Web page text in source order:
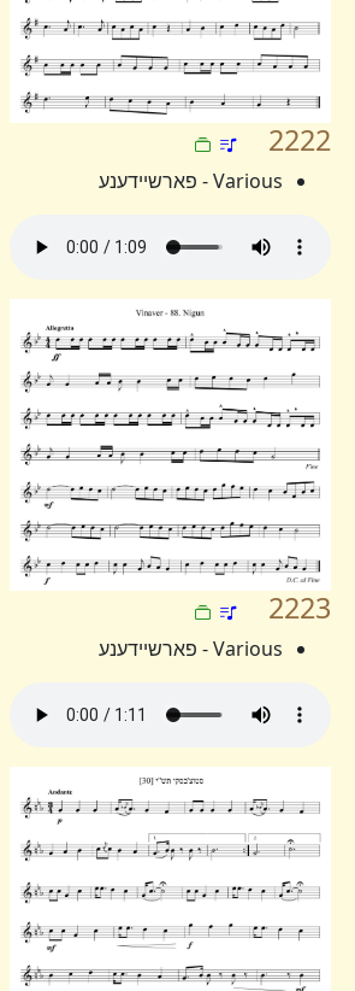
2222
Various - פארשיידענע
2223
Various - פארשיידענע